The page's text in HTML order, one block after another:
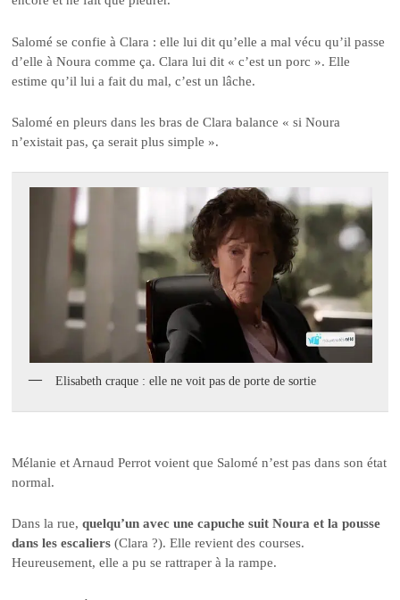
Salomé se confie à Clara : elle lui dit qu’elle a mal vécu qu’il passe
d’elle à Noura comme ça. Clara lui dit « c’est un porc ». Elle
estime qu’il lui a fait du mal, c’est un lâche.
Salomé en pleurs dans les bras de Clara balance « si Noura
n’existait pas, ça serait plus simple ».
Elisabeth craque : elle ne voit pas de porte de sortie
Mélanie et Arnaud Perrot voient que Salomé n’est pas dans son état
normal.
Dans la rue,quelqu’un avec une capuche suit Noura et la pousse
dans les escaliers (Clara ?). Elle revient des courses.
Heureusement, elle a pu se rattraper à la rampe.